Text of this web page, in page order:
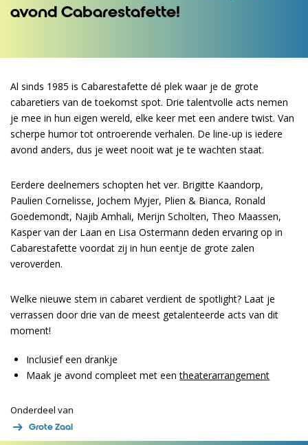
avond Cabarestafette!
Al sinds 1985 is Cabarestafette dé plek waar je de grote
cabaretiers van de toekomst spot. Drie talentvolle acts nemen
je mee in hun eigen wereld, elke keer met een andere twist. Van
scherpe humor tot ontroerende verhalen. De line-up is iedere
avond anders, dus je weet nooit wat je te wachten staat.
Eerdere deelnemers schopten het ver. Brigitte Kaandorp,
Paulien Cornelisse, Jochem Myjer, Plien & Bianca, Ronald
Goedemondt, Najib Amhali, Merijn Scholten, Theo Maassen,
Kasper van der Laan en Lisa Ostermann deden ervaring op in
Cabarestafette voordat zij in hun eentje de grote zalen
veroverden.
Welke nieuwe stem in cabaret verdient de spotlight? Laat je
verrassen door drie van de meest getalenteerde acts van dit
moment!
Inclusief een drankje
Maak je avond compleet met eentheaterarrangement
Onderdeel van
Grote Zaal